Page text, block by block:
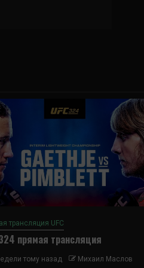
трансляция UFC
прямая трансляция
тому назад Михаил Маслов